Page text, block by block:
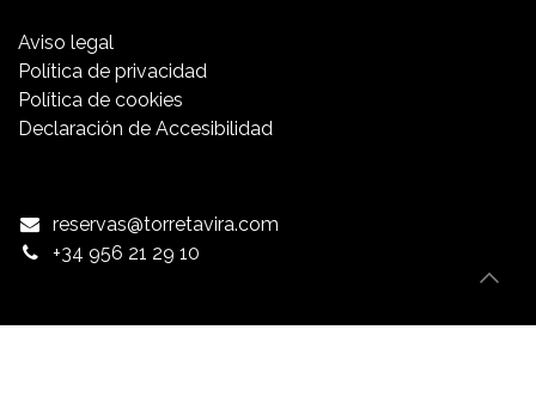
Aviso​ legal
Política de privacidad
Política de cookies
Declaración de Accesibilidad
reservas@torretavira.com
+34 956 21 29 10